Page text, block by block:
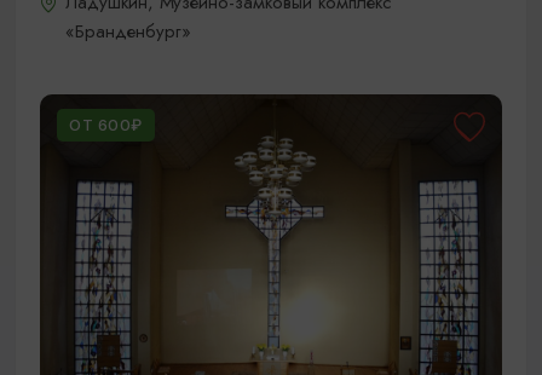
«Бранденбург»
ОТ 600₽